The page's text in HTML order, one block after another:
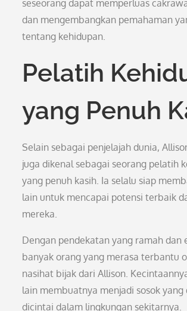
seseorang dapat memperluas
dan mengembangkan pemahaman
tentang kehidupan.
Pelatih
yang Penuh
Selain sebagai penjelajah dunia,
juga dikenal sebagai seorang pelatih
yang penuh kasih. Ia selalu siap
lain untuk mencapai potensi terbaik
mereka.
Dengan pendekatan yang ramah dan
banyak orang yang merasa terbantu
nasihat bijak dari Allison.
lain membuatnya menjadi sosok yang
dicintai dalam lingkungan sekitarnya.